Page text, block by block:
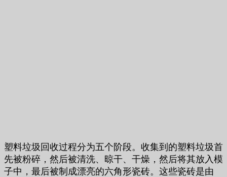
塑料垃圾回收过程分为五个阶段。收集到的塑料垃圾首
先被粉碎，然后被清洗、晾干、干燥，然后将其放入模
子中，最后被制成漂亮的六角形瓷砖。这些瓷砖是由